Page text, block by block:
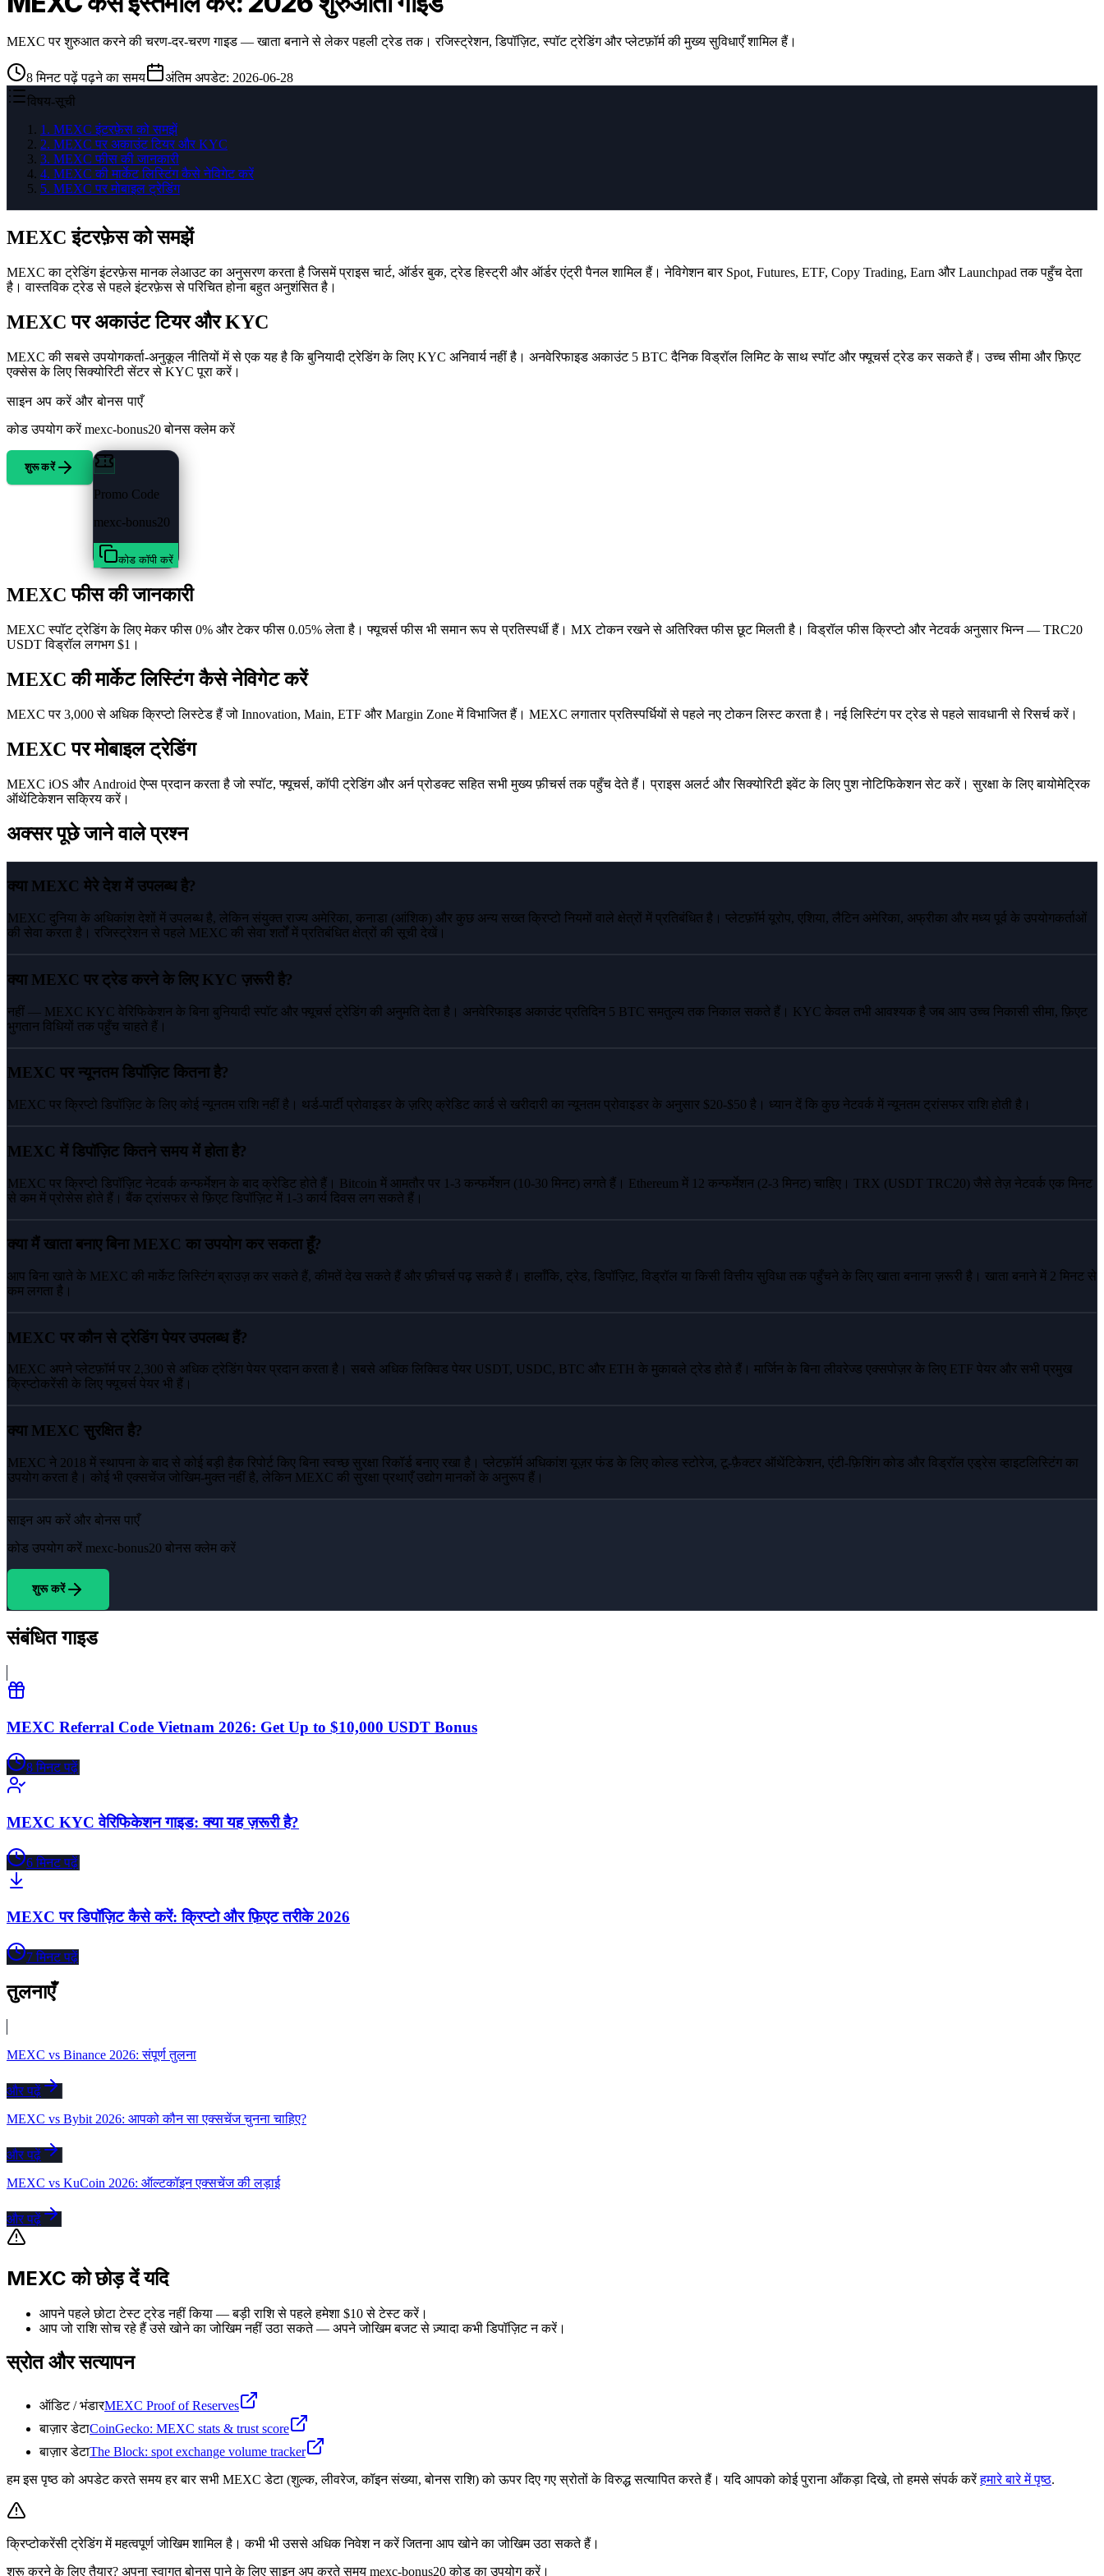
MEXC पर शुरुआत करने की चरण-दर-चरण गाइड — खाता बनाने से लेकर पहली ट्रेड तक। रजिस्ट्रेशन, डिपॉज़िट, स्पॉट ट्रेडिंग और प्लेटफ़ॉर्म की मुख्य सुविधाएँ शामिल हैं।
8 मिनट पढ़ें पढ़ने का समय अंतिम अपडेट: 2026-06-28
विषय-सूची
1 . MEXC इंटरफ़ेस को समझें
2. MEXC पर अकाउंट टियर और KYC
3. MEXC फीस की जानकारी
4. MEXC की मार्केट लिस्टिंग कैसे नेविगेट करें
5. MEXC पर मोबाइल ट्रेडिंग
MEXC इंटरफ़ेस को समझें
MEXC का ट्रेडिंग इंटरफ़ेस मानक लेआउट का अनुसरण करता है जिसमें प्राइस चार्ट, ऑर्डर बुक, ट्रेड हिस्ट्री और ऑर्डर एंट्री पैनल शामिल हैं। नेविगेशन बार Spot, Futures, ETF, Copy Trading, Earn और Launchpad तक पहुँच देता
है। वास्तविक ट्रेड से पहले इंटरफ़ेस से परिचित होना बहुत अनुशंसित है।
MEXC पर अकाउंट टियर और KYC
MEXC की सबसे उपयोगकर्ता-अनुकूल नीतियों में से एक यह है कि बुनियादी ट्रेडिंग के लिए KYC अनिवार्य नहीं है। अनवेरिफाइड अकाउंट 5 BTC दैनिक विड्रॉल लिमिट के साथ स्पॉट और फ्यूचर्स ट्रेड कर सकते हैं। उच्च सीमा और फ़िएट
एक्सेस के लिए सिक्योरिटी सेंटर से KYC पूरा करें।
साइन अप करें और बोनस पाएँ
कोड उपयोग करें mexc-bonus20 बोनस क्लेम करें
शुरू करें
Promo Code
mexc-bonus20
कोड कॉपी करें
MEXC फीस की जानकारी
MEXC स्पॉट ट्रेडिंग के लिए मेकर फीस 0% और टेकर फीस 0.05% लेता है। फ्यूचर्स फीस भी समान रूप से प्रतिस्पर्धी हैं। MX टोकन रखने से अतिरिक्त फीस छूट मिलती है। विड्रॉल फीस क्रिप्टो और नेटवर्क अनुसार भिन्न — TRC20
USDT विड्रॉल लगभग $1।
MEXC की मार्केट लिस्टिंग कैसे नेविगेट करें
MEXC पर 3,000 से अधिक क्रिप्टो लिस्टेड हैं जो Innovation, Main, ETF और Margin Zone में विभाजित हैं। MEXC लगातार प्रतिस्पर्धियों से पहले नए टोकन लिस्ट करता है। नई लिस्टिंग पर ट्रेड से पहले सावधानी से रिसर्च करें।
MEXC पर मोबाइल ट्रेडिंग
MEXC iOS और Android ऐप्स प्रदान करता है जो स्पॉट, फ्यूचर्स, कॉपी ट्रेडिंग और अर्न प्रोडक्ट सहित सभी मुख्य फ़ीचर्स तक पहुँच देते हैं। प्राइस अलर्ट और सिक्योरिटी इवेंट के लिए पुश नोटिफिकेशन सेट करें। सुरक्षा के लिए बायोमेट्रिक
ऑथेंटिकेशन सक्रिय करें।
अक्सर पूछे जाने वाले प्रश्न
क्या MEXC मेरे देश में उपलब्ध है?
MEXC दुनिया के अधिकांश देशों में उपलब्ध है, लेकिन संयुक्त राज्य अमेरिका, कनाडा (आंशिक) और कुछ अन्य सख्त क्रिप्टो नियमों वाले क्षेत्रों में प्रतिबंधित है। प्लेटफ़ॉर्म यूरोप, एशिया, लैटिन अमेरिका, अफ्रीका और मध्य पूर्व के उपयोगकर्ताओं
की सेवा करता है। रजिस्ट्रेशन से पहले MEXC की सेवा शर्तों में प्रतिबंधित क्षेत्रों की सूची देखें।
क्या MEXC पर ट्रेड करने के लिए KYC ज़रूरी है?
नहीं — MEXC KYC वेरिफिकेशन के बिना बुनियादी स्पॉट और फ्यूचर्स ट्रेडिंग की अनुमति देता है। अनवेरिफाइड अकाउंट प्रतिदिन 5 BTC समतुल्य तक निकाल सकते हैं। KYC केवल तभी आवश्यक है जब आप उच्च निकासी सीमा, फ़िएट
भुगतान विधियों तक पहुँच चाहते हैं।
MEXC पर न्यूनतम डिपॉज़िट कितना है?
MEXC पर क्रिप्टो डिपॉज़िट के लिए कोई न्यूनतम राशि नहीं है। थर्ड-पार्टी प्रोवाइडर के ज़रिए क्रेडिट कार्ड से खरीदारी का न्यूनतम प्रोवाइडर के अनुसार $20-$50 है। ध्यान दें कि कुछ नेटवर्क में न्यूनतम ट्रांसफर राशि होती है।
MEXC में डिपॉज़िट कितने समय में होता है?
MEXC पर क्रिप्टो डिपॉज़िट नेटवर्क कन्फर्मेशन के बाद क्रेडिट होते हैं। Bitcoin में आमतौर पर 1-3 कन्फर्मेशन (10-30 मिनट) लगते हैं। Ethereum में 12 कन्फर्मेशन (2-3 मिनट) चाहिए। TRX (USDT TRC20) जैसे तेज़ नेटवर्क एक मिनट
से कम में प्रोसेस होते हैं। बैंक ट्रांसफर से फ़िएट डिपॉज़िट में 1-3 कार्य दिवस लग सकते हैं।
क्या मैं खाता बनाए बिना MEXC का उपयोग कर सकता हूँ?
आप बिना खाते के MEXC की मार्केट लिस्टिंग ब्राउज़ कर सकते हैं, कीमतें देख सकते हैं और फ़ीचर्स पढ़ सकते हैं। हालाँकि, ट्रेड, डिपॉज़िट, विड्रॉल या किसी वित्तीय सुविधा तक पहुँचने के लिए खाता बनाना ज़रूरी है। खाता बनाने में 2 मिनट से
कम लगता है।
MEXC पर कौन से ट्रेडिंग पेयर उपलब्ध हैं?
MEXC अपने प्लेटफ़ॉर्म पर 2,300 से अधिक ट्रेडिंग पेयर प्रदान करता है। सबसे अधिक लिक्विड पेयर USDT, USDC, BTC और ETH के मुकाबले ट्रेड होते हैं। मार्जिन के बिना लीवरेज्ड एक्सपोज़र के लिए ETF पेयर और सभी प्रमुख
क्रिप्टोकरेंसी के लिए फ्यूचर्स पेयर भी हैं।
क्या MEXC सुरक्षित है?
MEXC ने 2018 में स्थापना के बाद से कोई बड़ी हैक रिपोर्ट किए बिना स्वच्छ सुरक्षा रिकॉर्ड बनाए रखा है। प्लेटफ़ॉर्म अधिकांश यूज़र फंड के लिए कोल्ड स्टोरेज, टू-फ़ैक्टर ऑथेंटिकेशन, एंटी-फ़िशिंग कोड और विड्रॉल एड्रेस व्हाइटलिस्टिंग का
उपयोग करता है। कोई भी एक्सचेंज जोखिम-मुक्त नहीं है, लेकिन MEXC की सुरक्षा प्रथाएँ उद्योग मानकों के अनुरूप हैं।
साइन अप करें और बोनस पाएँ
कोड उपयोग करें mexc-bonus20 बोनस क्लेम करें
शुरू करें
संबंधित गाइड
MEXC Referral Code Vietnam 2026: Get Up to $10,000 USDT Bonus
8 मिनट पढ़ें
MEXC KYC वेरिफिकेशन गाइड: क्या यह ज़रूरी है?
6 मिनट पढ़ें
MEXC पर डिपॉज़िट कैसे करें: क्रिप्टो और फ़िएट तरीके 2026
7 मिनट पढ़ें
तुलनाएँ
MEXC vs Binance 2026: संपूर्ण तुलना
और पढ़ें
MEXC vs Bybit 2026: आपको कौन सा एक्सचेंज चुनना चाहिए?
और पढ़ें
MEXC vs KuCoin 2026: ऑल्टकॉइन एक्सचेंज की लड़ाई
और पढ़ें
MEXC को छोड़ दें यदि
आपने पहले छोटा टेस्ट ट्रेड नहीं किया — बड़ी राशि से पहले हमेशा $10 से टेस्ट करें।
आप जो राशि सोच रहे हैं उसे खोने का जोखिम नहीं उठा सकते — अपने जोखिम बजट से ज़्यादा कभी डिपॉज़िट न करें।
स्रोत और सत्यापन
ऑडिट / भंडारMEXC Proof of Reserves
बाज़ार डेटाCoinGecko: MEXC stats & trust score
बाज़ार डेटाThe Block: spot exchange volume tracker
हम इस पृष्ठ को अपडेट करते समय हर बार सभी MEXC डेटा (शुल्क, लीवरेज, कॉइन संख्या, बोनस राशि) को ऊपर दिए गए स्रोतों के विरुद्ध सत्यापित करते हैं। यदि आपको कोई पुराना आँकड़ा दिखे, तो हमसे संपर्क करें हमारे बारे में पृष्ठ.
क्रिप्टोकरेंसी ट्रेडिंग में महत्वपूर्ण जोखिम शामिल है। कभी भी उससे अधिक निवेश न करें जितना आप खोने का जोखिम उठा सकते हैं।
शुरू करने के लिए तैयार? अपना स्वागत बोनस पाने के लिए साइन अप करते समय mexc-bonus20 कोड का उपयोग करें।